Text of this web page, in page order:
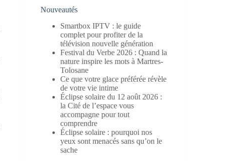
Nouveautés
Smartbox IPTV : le guide
complet pour profiter de la
télévision nouvelle génération
Festival du Verbe 2026 : Quand la
nature inspire les mots à Martres-
Tolosane
Ce que votre glace préférée révèle
de votre vie intime
Éclipse solaire du 12 août 2026 :
la Cité de l’espace vous
accompagne pour tout
comprendre
Éclipse solaire : pourquoi nos
yeux sont menacés sans qu’on le
sache